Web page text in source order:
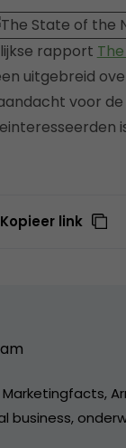
rapport
uitgebreid
voor
Kopieer link
business,